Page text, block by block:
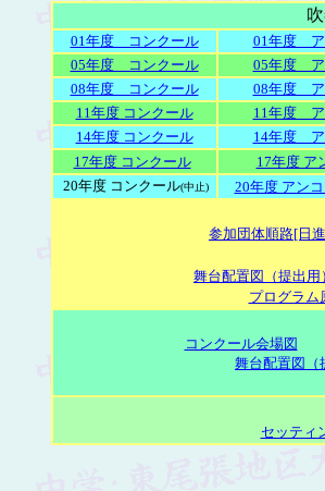
01年度 コンクール 01年度 ア
05年度 コンクール
05年度 ア
08年度 コンクール
08年度 ア
11年度 コンクール
11年度 ア
14年度 コンクール
14年度 ア
17年度 コンクール
17年度 ア
20年度 コンクール(中止) 20年度 アン
参加団体順路[日
舞台配置図（提出用
プログラム
コンクール会場図
舞台配置図（
セッティ